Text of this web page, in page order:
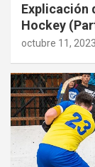
Explicación
Hockey
octubre 11, 2023